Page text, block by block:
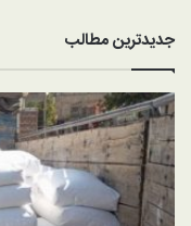
جدیدترین مطالب